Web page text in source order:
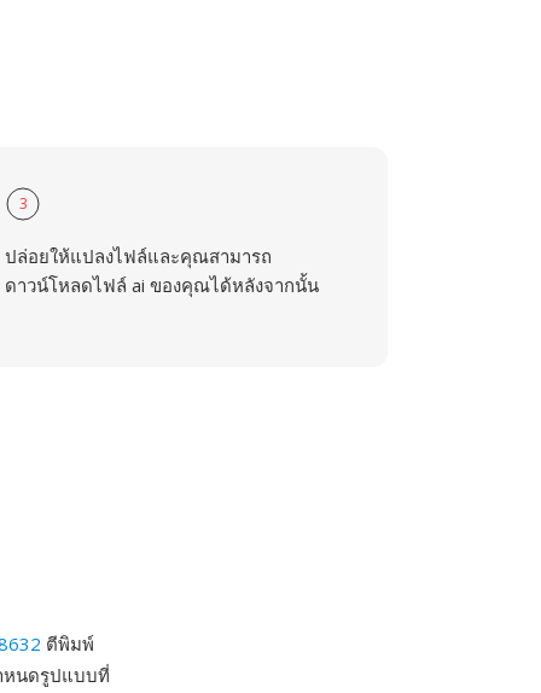
3
ปล่อยให้แปลงไฟล์และคุณสามารถ
ดาวน์โหลดไฟล์ ai ของคุณได้หลังจากนั้น
ตีพิมพ์
หนดรูปแบบที่